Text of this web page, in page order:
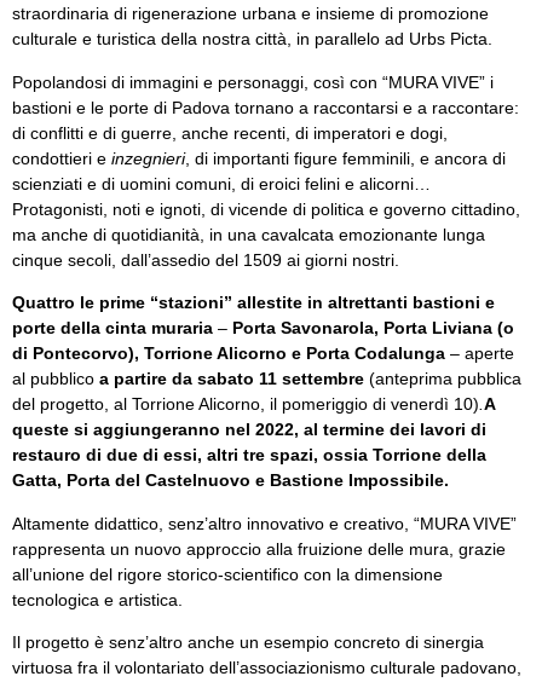
straordinaria di rigenerazione urbana e insieme di promozione
culturale e turistica della nostra città, in parallelo ad Urbs Picta.
Popolandosi di immagini e personaggi, così con “MURA VIVE” i
bastioni e le porte di Padova tornano a raccontarsi e a raccontare:
di conflitti e di guerre, anche recenti, di imperatori e dogi,
condottieri e inzegnieri, di importanti figure femminili, e ancora di
scienziati e di uomini comuni, di eroici felini e alicorni…
Protagonisti, noti e ignoti, di vicende di politica e governo cittadino,
ma anche di quotidianità, in una cavalcata emozionante lunga
cinque secoli, dall’assedio del 1509 ai giorni nostri.
Quattro le prime “stazioni” allestite in altrettanti bastioni e
porte della cinta muraria – Porta Savonarola, Porta Liviana (o
di Pontecorvo), Torrione Alicorno e Porta Codalunga – aperte
al pubblico a partire da sabato 11 settembre (anteprima pubblica
del progetto, al Torrione Alicorno, il pomeriggio di venerdì 10).A
queste si aggiungeranno nel 2022, al termine dei lavori di
restauro di due di essi, altri tre spazi, ossia Torrione della
Gatta, Porta del Castelnuovo e Bastione Impossibile.
Altamente didattico, senz’altro innovativo e creativo, “MURA VIVE”
rappresenta un nuovo approccio alla fruizione delle mura, grazie
all’unione del rigore storico-scientifico con la dimensione
tecnologica e artistica.
Il progetto è senz’altro anche un esempio concreto di sinergia
virtuosa fra il volontariato dell’associazionismo culturale padovano,